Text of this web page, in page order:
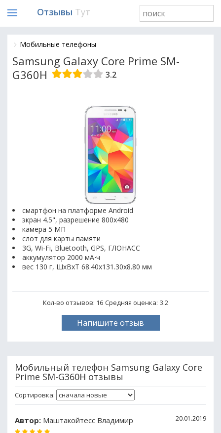
Отзывы Тут
Мобильные телефоны
Samsung Galaxy Core Prime SM-
G360H
3.2
смартфон на платформе Android
экран 4.5", разрешение 800x480
камера 5 МП
слот для карты памяти
3G, Wi-Fi, Bluetooth, GPS, ГЛОНАСС
аккумулятор 2000 мА⋅ч
вес 130 г, ШxВxТ 68.40x131.30x8.80 мм
Кол-во отзывов: 16 Средняя оценка: 3.2
Напишите отзыв
Мобильный телефон Samsung Galaxy Core
Prime SM-G360H отзывы
Сортировка:
Автор: Маштакойтесс Владимир 20.01.2019